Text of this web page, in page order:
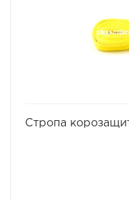
поэтому при выборе
обязательно
Длина данной
нагрузка - 10 тонн.
Стропа